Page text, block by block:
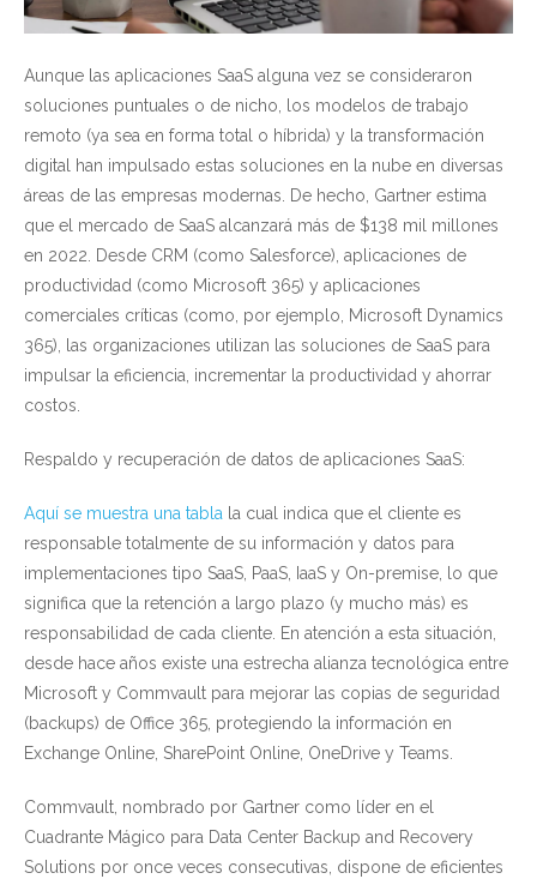
Aunque las aplicaciones SaaS alguna vez se consideraron
soluciones puntuales o de nicho, los modelos de trabajo
remoto (ya sea en forma total o híbrida) y la transformación
digital han impulsado estas soluciones en la nube en diversas
áreas de las empresas modernas. De hecho, Gartner estima
que el mercado de SaaS alcanzará más de $138 mil millones
en 2022. Desde CRM (como Salesforce), aplicaciones de
productividad (como Microsoft 365) y aplicaciones
comerciales críticas (como, por ejemplo, Microsoft Dynamics
365), las organizaciones utilizan las soluciones de SaaS para
impulsar la eficiencia, incrementar la productividad y ahorrar
costos.
Respaldo y recuperación de datos de aplicaciones SaaS:
Aquí se muestra una tabla la cual indica que el cliente es
responsable totalmente de su información y datos para
implementaciones tipo SaaS, PaaS, IaaS y On-premise, lo que
significa que la retención a largo plazo (y mucho más) es
responsabilidad de cada cliente. En atención a esta situación,
desde hace años existe una estrecha alianza tecnológica entre
Microsoft y Commvault para mejorar las copias de seguridad
(backups) de Office 365, protegiendo la información en
Exchange Online, SharePoint Online, OneDrive y Teams.
Commvault, nombrado por Gartner como líder en el
Cuadrante Mágico para Data Center Backup and Recovery
Solutions por once veces consecutivas, dispone de eficientes